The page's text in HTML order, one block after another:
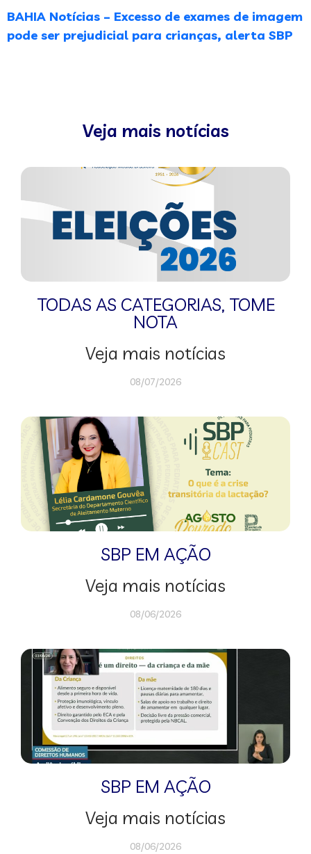
BAHIA Notícias – Excesso de exames de imagem
pode ser prejudicial para crianças, alerta SBP
Veja mais notícias
TODAS AS CATEGORIAS, TOME
NOTA
Veja mais notícias
08/07/2026
SBP EM AÇÃO
Veja mais notícias
08/06/2026
SBP EM AÇÃO
Veja mais notícias
08/06/2026